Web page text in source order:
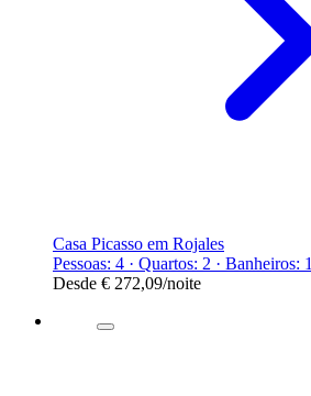
Casa Picasso em Rojales
Pessoas: 4 · Quartos: 2 · Banheiros: 1
Desde € 272,09/noite